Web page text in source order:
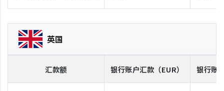
英国
汇款额 银行账户汇款 （EUR） 银行账